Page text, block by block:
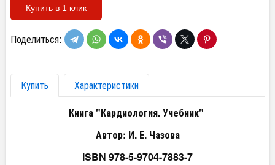
Купить в 1 клик
Поделиться:
Купить
Характеристики
Книга "Кардиология. Учебник"
Автор: И. Е. Чазова
ISBN 978-5-9704-7883-7